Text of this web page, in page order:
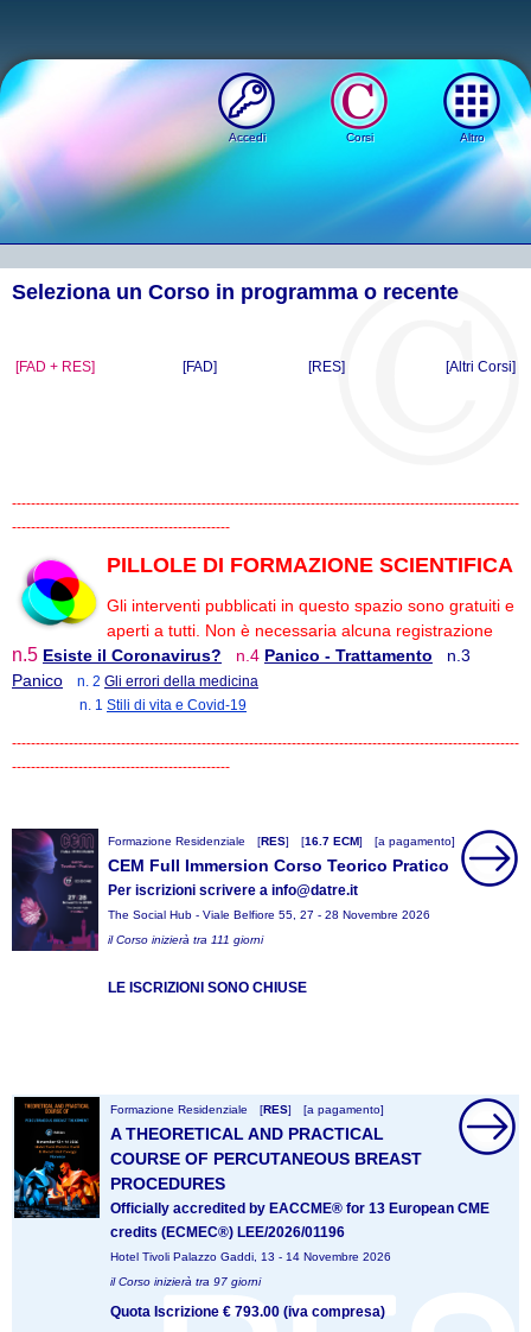
Accedi Corsi Altro
Seleziona un Corso in programma o recente
[FAD + RES] [FAD] [RES] [Altri Corsi]
-----------------------------------------------------------------------------------------------------------
----------------------------------------------
PILLOLE DI FORMAZIONE SCIENTIFICA
Gli interventi pubblicati in questo spazio sono gratuiti e
aperti a tutti. Non è necessaria alcuna registrazione
n.5 Esiste il Coronavirus? n.4 Panico - Trattamento
n.3
Panico
n. 2 Gli errori della medicina
n. 1 Stili di vita e Covid-19
-----------------------------------------------------------------------------------------------------------
----------------------------------------------
Formazione Residenziale [RES] [16.7 ECM] [a pagamento]
CEM Full Immersion Corso Teorico Pratico
Per iscrizioni scrivere a info@datre.it
The Social Hub - Viale Belfiore 55, 27 - 28 Novembre 2026
il Corso inizierà tra 111 giorni
LE ISCRIZIONI SONO CHIUSE
Formazione Residenziale [RES] [a pagamento]
A THEORETICAL AND PRACTICAL
COURSE OF PERCUTANEOUS BREAST
PROCEDURES
Officially accredited by EACCME® for 13 European CME
credits (ECMEC®) LEE/2026/01196
Hotel Tivoli Palazzo Gaddi, 13 - 14 Novembre 2026
il Corso inizierà tra 97 giorni
Quota Iscrizione € 793.00 (iva compresa)